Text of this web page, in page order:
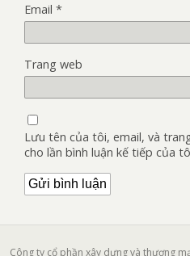
Email *
Trang web
Lưu tên của tôi, email, và
cho lần bình luận kế tiếp của
Công ty cổ phần xây dựng và thương